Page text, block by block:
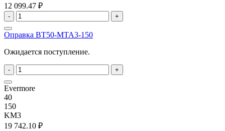
12 099.47 ₽
- +
Оправка BT50-MTA3-150
Ожидается поступление.
- +
Evermore
40
150
KM3
19 742.10 ₽